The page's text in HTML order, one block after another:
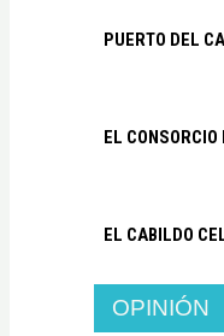
PUERTO DEL
EL
EL CABILDO
OPINIÓN